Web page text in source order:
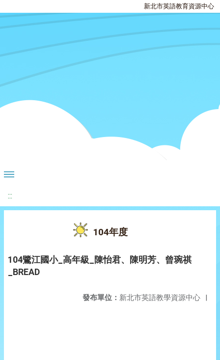
新北市英語教育資源中心
:::
104年度
104鷺江國小_高年級_陳怡君、陳明芳、曾琬祺
_BREAD
發布單位： 新北市英語教學資源中心 |